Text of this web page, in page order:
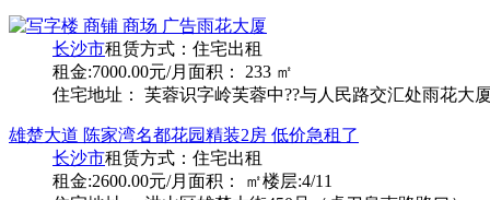
雨花大厦
长沙市租赁方式： 住宅出租
租金:7000.00元/月 面积： 233 ㎡
住宅地址： 芙蓉识字岭芙蓉中??与人民路交汇处雨花大
雄楚大道 陈家湾名都花园精装2房 低价急租了
长沙市租赁方式： 住宅出租
租金:2600.00元/月 面积： ㎡楼层:4/11